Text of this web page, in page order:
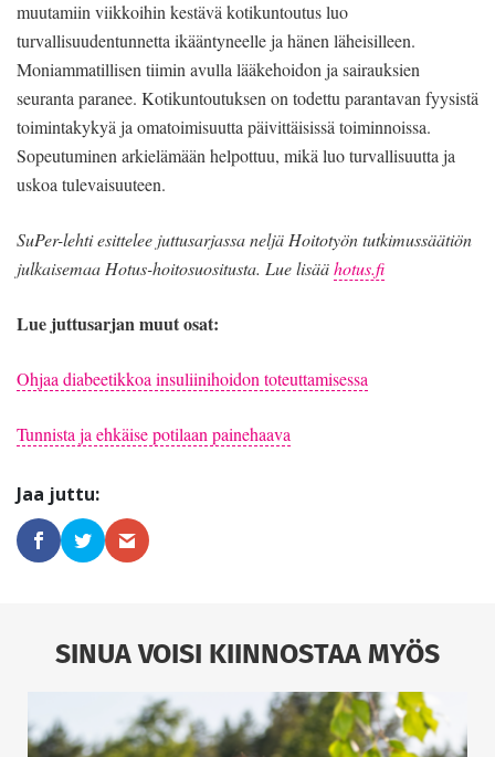
muutamiin viikkoihin kestävä kotikuntoutus luo
turvallisuudentunnetta ikääntyneelle ja hänen läheisilleen.
Moniammatillisen tiimin avulla lääkehoidon ja sairauksien
seuranta paranee. Kotikuntoutuksen on todettu parantavan fyysistä
toimintakykyä ja omatoimisuutta päivittäisissä toiminnoissa.
Sopeutuminen arkielämään helpottuu, mikä luo turvallisuutta ja
uskoa tulevaisuuteen.
SuPer-lehti esittelee juttusarjassa neljä Hoitotyön tutkimussäätiön
julkaisemaa Hotus-hoitosuositusta. Lue lisäähotus.fi
Lue juttusarjan muut osat:
Ohjaa diabeetikkoa insuliinihoidon toteuttamisessa
Tunnista ja ehkäise potilaan painehaava
SINUA VOISI KIINNOSTAA MYÖS